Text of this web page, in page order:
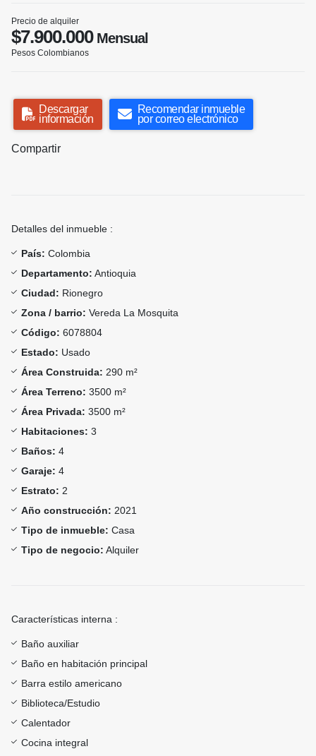
Precio de alquiler
$7.900.000Mensual
Pesos Colombianos
Descargar
información
Recomendar inmueble
por correo electrónico
Compartir
Detalles del inmueble :
País: Colombia
Departamento: Antioquia
Ciudad: Rionegro
Zona / barrio: Vereda La Mosquita
Código: 6078804
Estado: Usado
Área Construida: 290 m²
Área Terreno: 3500 m²
Área Privada: 3500 m²
Habitaciones: 3
Baños: 4
Garaje: 4
Estrato: 2
Año construcción: 2021
Tipo de inmueble: Casa
Tipo de negocio: Alquiler
Características interna :
Baño auxiliar
Baño en habitación principal
Barra estilo americano
Biblioteca/Estudio
Calentador
Cocina integral